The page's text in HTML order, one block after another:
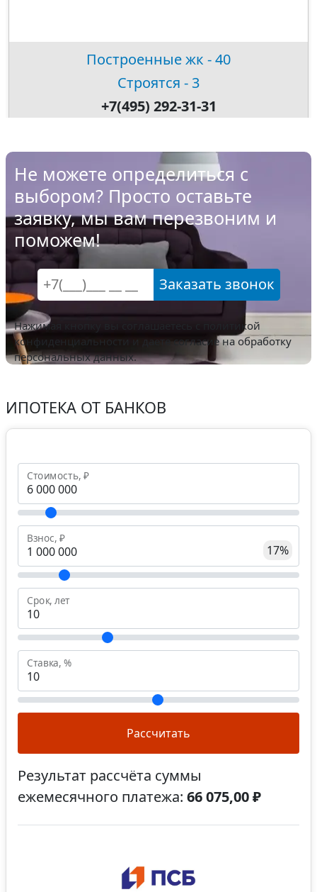
Построенные жк - 40
Строятся - 3
+7(495) 292-31-31
Не можете определиться с
выбором? Просто оставьте
заявку, мы вам перезвоним и
поможем!
Заказать звонок
Нажимая кнопку вы соглашаетесь с
политикой
конфиденциальности и даете согласие на обработку
персональных данных.
ИПОТЕКА ОТ БАНКОВ
Стоимость, ₽
Взнос, ₽
17%
Срок, лет
Ставка, %
Рассчитать
Результат рассчёта суммы
ежемесячного платежа: 66 075,00 ₽